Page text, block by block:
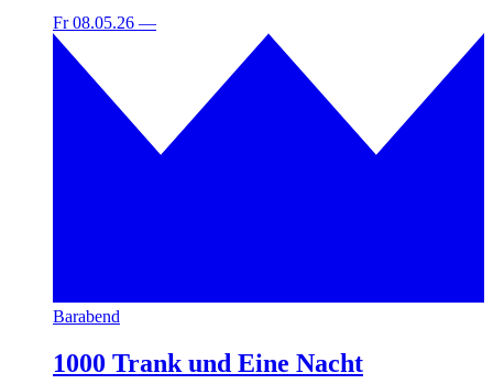
Fr 08.05.26 —
Barabend
1000 Trank und Eine Nacht